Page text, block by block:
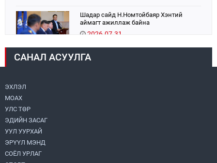
Шадар сайд Н.Номтойбаяр Хэнтий
аймагт ажиллаж байна
2026.07.31
Авто зам шинээр барина
САНАЛ АСУУЛГА
ЭХЛЭЛ
МОАХ
УЛС ТӨР
ЭДИЙН ЗАСАГ
УУЛ УУРХАЙ
ЭРҮҮЛ МЭНД
СОЁЛ УРЛАГ